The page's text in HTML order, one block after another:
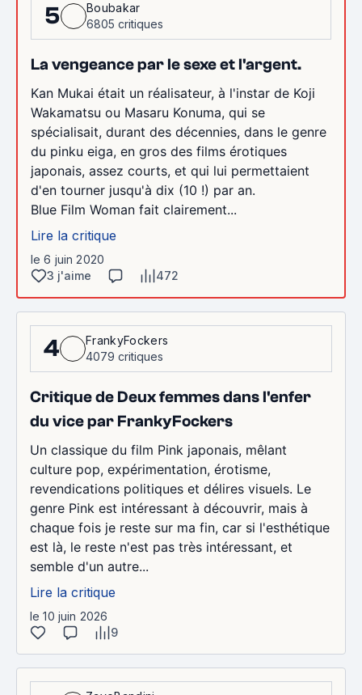
5
Boubakar
6805 critiques
La vengeance par le sexe et l'argent.
Kan Mukai était un réalisateur, à l'instar de Koji
Wakamatsu ou Masaru Konuma, qui se
spécialisait, durant des décennies, dans le genre
du pinku eiga, en gros des films érotiques
japonais, assez courts, et qui lui permettaient
d'en tourner jusqu'à dix (10 !) par an.
Blue Film Woman fait clairement...
Lire la critique
le 6 juin 2020
3 j'aime
472
4
FrankyFockers
4079 critiques
Critique de Deux femmes dans l'enfer
du vice par FrankyFockers
Un classique du film Pink japonais, mêlant
culture pop, expérimentation, érotisme,
revendications politiques et délires visuels. Le
genre Pink est intéressant à découvrir, mais à
chaque fois je reste sur ma fin, car si l'esthétique
est là, le reste n'est pas très intéressant, et
semble d'un autre...
Lire la critique
le 10 juin 2026
9